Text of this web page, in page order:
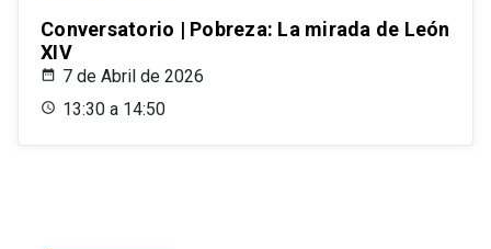
Conversatorio | Pobreza: La mirada de León
XIV
7 de Abril de 2026
13:30 a 14:50